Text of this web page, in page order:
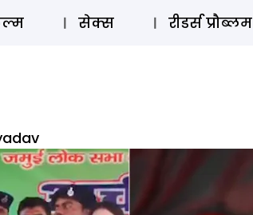
सेक्स रीडर्स प्रौब्लम